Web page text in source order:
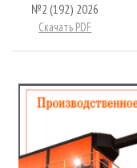
№2 (192) 2026
Скачать PDF